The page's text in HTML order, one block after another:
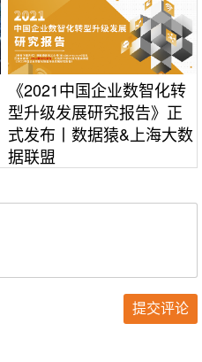
《2021中国企业数智化转
型升级发展研究报告》正
式发布丨数据猿&上海大数
据联盟